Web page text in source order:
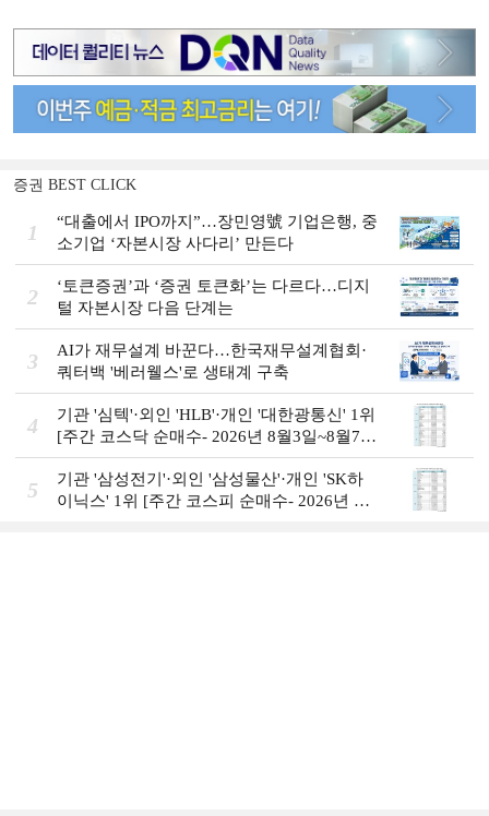
증권 BEST CLICK
1
“대출에서 IPO까지”…장민영號 기업은행, 중
소기업 ‘자본시장 사다리’ 만든다
2
‘토큰증권’과 ‘증권 토큰화’는 다르다…디지
털 자본시장 다음 단계는
3
AI가 재무설계 바꾼다…한국재무설계협회·
쿼터백 '베러웰스'로 생태계 구축
4
기관 '심텍'·외인 'HLB'·개인 '대한광통신' 1위
[주간 코스닥 순매수- 2026년 8월3일~8월7
일]
5
기관 '삼성전기'·외인 '삼성물산'·개인 'SK하
이닉스' 1위 [주간 코스피 순매수- 2026년 8